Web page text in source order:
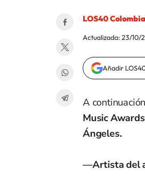
LOS40 Colombia
Actualizada: 23/10/
Añadir
A
Music Awards
Ángeles.
—Artista del